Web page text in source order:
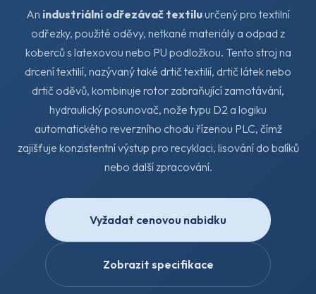
An industriální odřezávač textiluurčený pro textilní
odřezky, použité oděvy, netkané materiály a odpad z
koberců s latexovou nebo PU podložkou. Tento stroj na
drcení textilií, nazývaný také drtič textilií, drtič látek nebo
drtič oděvů, kombinuje rotor zabraňující zamotávání,
hydraulický posunovač, nože typu D2 a logiku
automatického reverzního chodu řízenou PLC, čímž
zajišťuje konzistentní výstup pro recyklaci, lisování do balíků
nebo další zpracování.
Vyžadat cenovou nabidku
Zobrazit specifikace